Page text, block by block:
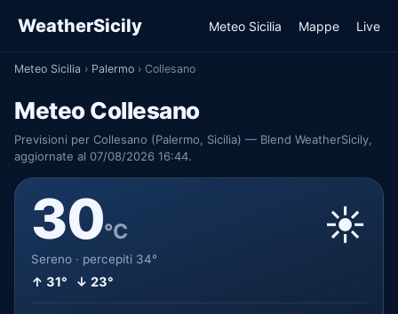
WeatherSicily Meteo Sicilia Mappe Live
Meteo Sicilia › Palermo › Collesano
Meteo Collesano
Previsioni per Collesano (Palermo, Sicilia) — Blend WeatherSicily,
aggiornate al 07/08/2026 16:44.
30°C
Sereno · percepiti 34°
↑ 31° ↓ 23°
☀️